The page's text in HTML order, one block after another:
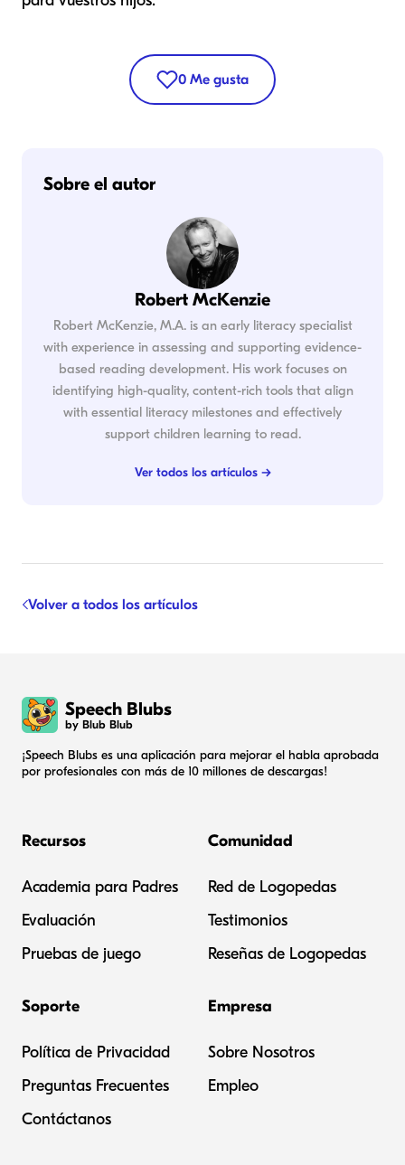
0 Me gusta
Sobre el autor
Robert McKenzie
Robert McKenzie, M.A. is an early literacy specialist
with experience in assessing and supporting evidence-
based reading development. His work focuses on
identifying high-quality, content-rich tools that align
with essential literacy milestones and effectively
support children learning to read.
Ver todos los artículos →
Volver a todos los artículos
Speech Blubs
by Blub Blub
¡Speech Blubs es una aplicación para mejorar el habla aprobada
por profesionales con más de 10 millones de descargas!
Recursos
Academia para Padres
Evaluación
Pruebas de juego
Comunidad
Red de Logopedas
Testimonios
Reseñas de Logopedas
Soporte
Política de Privacidad
Preguntas Frecuentes
Contáctanos
Empresa
Sobre Nosotros
Empleo